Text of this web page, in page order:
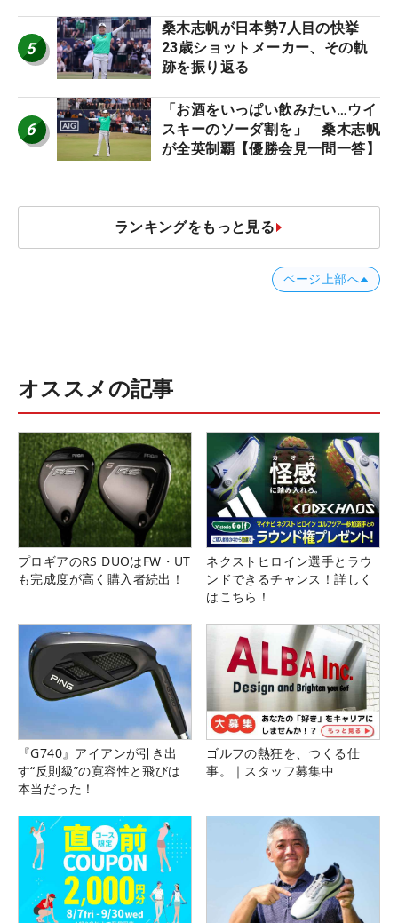
5
桑木志帆が日本勢7人目の快挙
23歳ショットメーカー、その軌
跡を振り返る
6
「お酒をいっぱい飲みたい…ウイ
スキーのソーダ割を」 桑木志帆
が全英制覇【優勝会見一問一答】
ランキングをもっと見る
ページ上部へ
オススメの記事
プロギアのRS DUOはFW・UT
も完成度が高く購入者続出！
ネクストヒロイン選手とラウ
ンドできるチャンス！詳しく
はこちら！
『G740』アイアンが引き出
す“反則級”の寛容性と飛びは
本当だった！
ゴルフの熱狂を、つくる仕
事。｜スタッフ募集中